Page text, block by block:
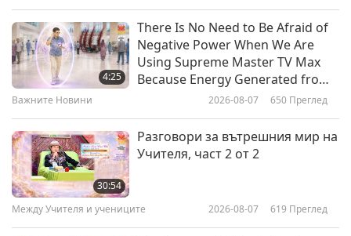
Бъди Веган и нахрани света
2:24
Нашето поведение е причината
4:25
There Is No Need to Be Afraid of
Negative Power When We Are
Using Supreme Master TV Max
Because Energy Generated from
It Is Far More Powerful than Any
Важните Новини 2026-08-07 650 Преглед
30:54
Разговори за вътрешния мир на
Учителя, част 2 от 2
Между Учителя и учениците 2026-08-07 619 Преглед